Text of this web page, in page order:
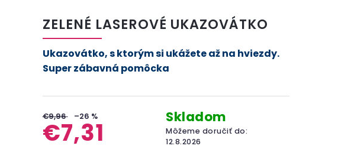
ZELENÉ LASEROVÉ UKAZOVÁTKO
€9,96 –26 %
€7,31
Skladom
Môžeme doručiť do:
12.8.2026
Ukazovátko, s ktorým si ukážete až na hviezdy.
Super zábavná pomôcka